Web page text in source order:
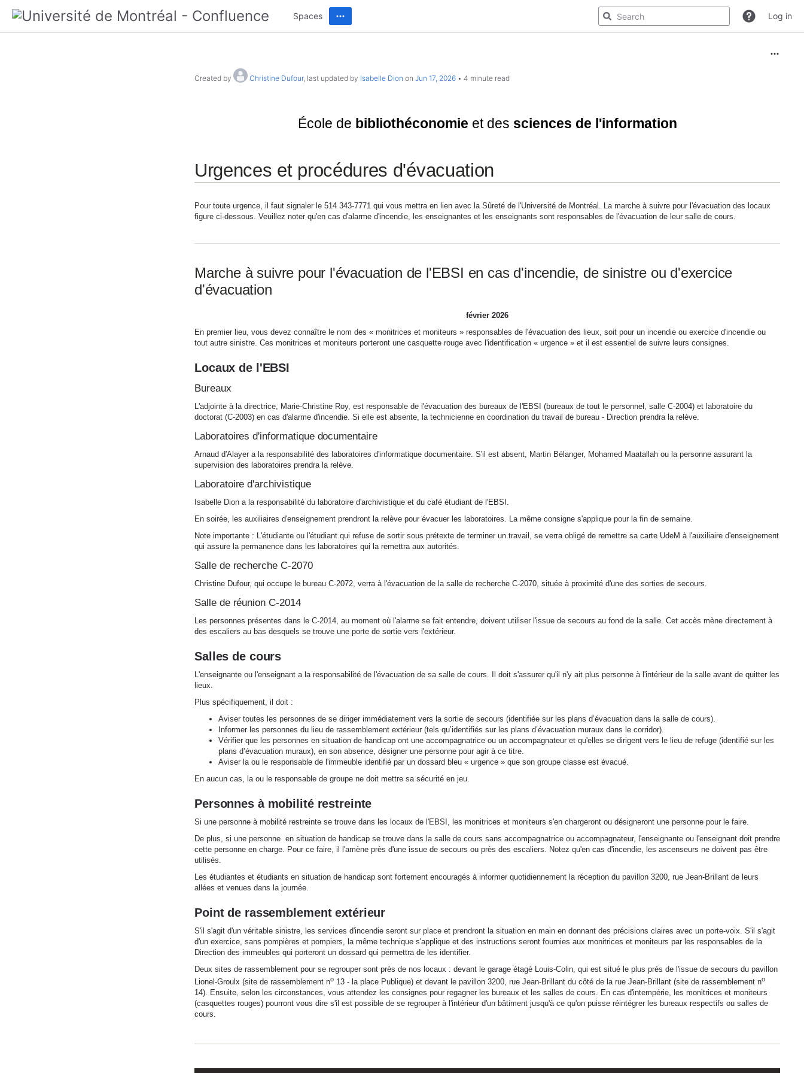
Spaces Log in
Created by Christine Dufour, last updated by Isabelle Dion on Jun 17, 2026 4 minute read
École de bibliothéconomie et des sciences de l'information
Urgences et procédures d'évacuation
Pour toute urgence, il faut signaler le 514 343-7771 qui vous mettra en lien avec la Sûreté de l'Université de Montréal. La marche à suivre pour l'évacuation des locaux
figure ci-dessous. Veuillez noter qu'en cas d'alarme d'incendie, les enseignantes et les enseignants sont responsables de l'évacuation de leur salle de cours.
Marche à suivre pour l'évacuation de l'EBSI en cas d'incendie, de sinistre ou d'exercice
d'évacuation
février 2026
En premier lieu, vous devez connaître le nom des « monitrices et moniteurs » responsables de l'évacuation des lieux, soit pour un incendie ou exercice d'incendie ou
tout autre sinistre. Ces monitrices et moniteurs porteront une casquette rouge avec l'identification « urgence » et il est essentiel de suivre leurs consignes.
Locaux de l'EBSI
Bureaux
L'adjointe à la directrice , Marie-Christine Roy, est responsable de l'évacuation des bureaux de l'EBSI (bureaux de tout le personnel, salle C-2004) et laboratoire du
doctorat (C-2003) en cas d'alarme d'incendie . Si elle est absente, la technicienne en coordination du travail de bureau - Direction prendra la relève.
Laboratoires d'informatique documentaire
Arnaud d'Alayer a la responsabilité des laboratoires d'informatique documentaire. S'il est absent, Martin Bélanger, Mohamed Maatallah ou la personne assurant la
supervision des laboratoires prendra la relève.
Laboratoire d'archivistique
Isabelle Dion a la responsabilité du laboratoire d'archivistique et du café étudiant de l'EBSI.
En soirée, les auxiliaires d'enseignement prendront la relève pour évacuer les laboratoires. La même consigne s'applique pour la fin de semaine.
Note importante : L'étudiante ou l'étudiant qui refuse de sortir sous prétexte de terminer un travail, se verra obligé de remettre sa carte UdeM à l'auxiliaire d'enseignement
qui assure la permanence dans les laboratoires qui la remettra aux autorités.
Salle de recherche C-2070
Christine Dufour, qui occupe le bureau C-2072, verra à l'évacuation de la salle de recherche C-2070 , située à proximité d'une des sorties de secours.
Salle de réunion C-2014
Les personnes présentes dans le C-2014, au moment où l'alarme se fait entendre, doivent utiliser l'issue de secours au fond de la salle. Cet accès mène directement à
des escaliers au bas desquels se trouve une porte de sortie vers l'extérieur.
Salles de cours
L'enseignante ou l'enseignant a la responsabilité de l'évacuation de sa salle de cours. Il doit s'assurer qu'il n'y ait plus personne à l'intérieur de la salle avant de quitter les
lieux.
Plus spécifiquement, il doit :
Aviser toutes les personnes de se diriger immédiatement vers la sortie de secours (identifiée sur les plans d’évacuation dans la salle de cours).
Informer les personnes du lieu de rassemblement extérieur (tels qu’identifiés sur les plans d’évacuation muraux dans le corridor).
Vérifier que les personnes en situation de handicap ont une accompagnatrice ou un accompagnateur et qu'elles se dirigent vers le lieu de refuge (identifié sur les
plans d’évacuation muraux), en son absence, désigner une personne pour agir à ce titre.
Aviser la ou le responsable de l'immeuble identifié par un dossard bleu « urgence » que son groupe classe est évacué.
En aucun cas, la ou le responsable de groupe ne doit mettre sa sécurité en jeu.
Personnes à mobilité restreinte
Si une personne à mobilité restreinte se trouve dans les locaux de l'EBSI, les monitrices et moniteurs s'en chargeront ou désigneront une personne pour le faire.
De plus, si une personne en situation de handicap se trouve dans la salle de cours sans accompagnatrice ou accompagnateur, l'enseignante ou l'enseignant doit prendre
cette personne en charge. Pour ce faire, il l'amène près d'une issue de secours ou près des escaliers. Notez qu'en cas d'incendie, les ascenseurs ne doivent pas être
utilisés.
Les étudiantes et étudiants en situation de handicap sont fortement encouragés à informer quotidiennement la réception du pavillon 3200, rue Jean-Brillant de leurs
allées et venues dans la journée.
Point de rassemblement extérieur
S'il s'agit d'un véritable sinistre, les services d'incendie seront sur place et prendront la situation en main en donnant des précisions claires avec un porte-voix. S'il s'agit
d'un exercice, sans pompières et pompiers, la même technique s'applique et des instructions seront fournies aux monitrices et moniteurs par les responsables de la
Direction des immeubles qui porteront un dossard qui permettra de les identifier.
Deux sites de rassemblement pour se regrouper sont près de nos locaux : devant le garage étagé Louis-Colin, qui est situé le plus près de l'issue de secours du pavillon
Lionel-Groulx (site de rassemblement no 13 - la place Publique) et devant le pavillon 3200, rue Jean-Brillant du côté de la rue Jean-Brillant (site de rassemblement no
14). Ensuite, selon les circonstances, vous attendez les consignes pour regagner les bureaux et les salles de cours. En cas d'intempérie, les monitrices et moniteurs
(casquettes rouges) pourront vous dire s'il est possible de se regrouper à l'intérieur d'un bâtiment jusqu'à ce qu'on puisse réintégrer les bureaux respectifs ou salles de
cours.